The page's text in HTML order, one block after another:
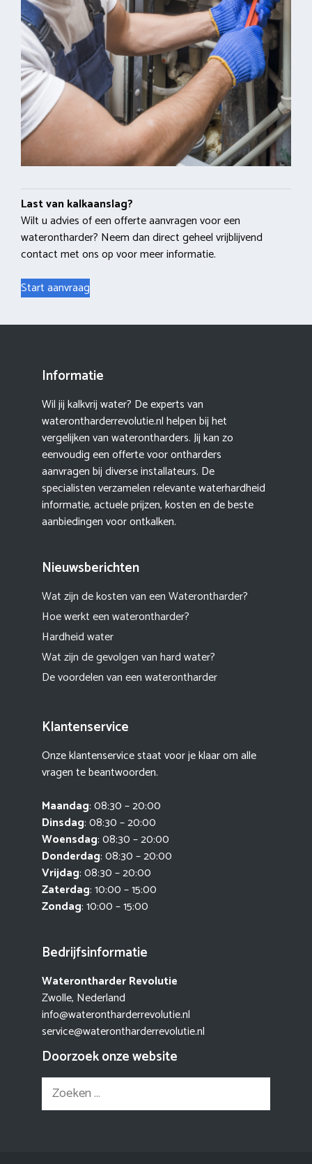
Last van kalkaanslag?
Wilt u advies of een offerte aanvragen voor een
waterontharder? Neem dan direct geheel vrijblijvend
contact met ons op voor meer informatie.
Start aanvraag
Informatie
Wil jij kalkvrij water? De experts van
waterontharderrevolutie.nl helpen bij het
vergelijken van waterontharders. Jij kan zo
eenvoudig een offerte voor ontharders
aanvragen bij diverse installateurs. De
specialisten verzamelen relevante waterhardheid
informatie, actuele prijzen, kosten en de beste
aanbiedingen voor ontkalken.
Nieuwsberichten
Wat zijn de kosten van een Waterontharder?
Hoe werkt een waterontharder?
Hardheid water
Wat zijn de gevolgen van hard water?
De voordelen van een waterontharder
Klantenservice
Onze klantenservice staat voor je klaar om alle
vragen te beantwoorden.
Maandag: 08:30 – 20:00
Dinsdag: 08:30 – 20:00
Woensdag: 08:30 – 20:00
Donderdag: 08:30 – 20:00
Vrijdag: 08:30 – 20:00
Zaterdag: 10:00 – 15:00
Zondag: 10:00 – 15:00
Bedrijfsinformatie
Waterontharder Revolutie
Zwolle, Nederland
info@waterontharderrevolutie.nl
service@waterontharderrevolutie.nl
Doorzoek onze website
Zoek
naar: